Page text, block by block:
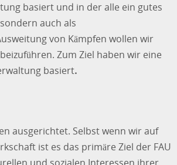
basiert und in der alle ein gutes
auch als
von Kämpfen wollen wir
Zum Ziel haben wir eine
basiert.
ausgerichtet. Selbst wenn wir auf
ist es das primäre Ziel der FAU